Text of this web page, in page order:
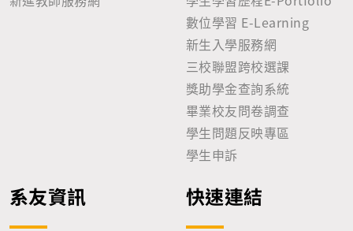
數位學習 E-Learning
新生入學服務網
三校聯盟跨校選課
獎助學金查詢系統
畢業校友問卷調查
學生問題反映專區
學生申訴
系友資訊 快速連結